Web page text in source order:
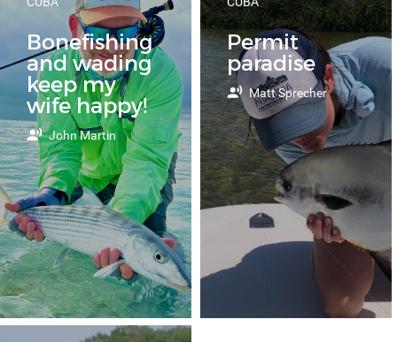
Bonefishing
and wading
keep my
wife happy!
John Martin
Permit
paradise
Matt Sprecher